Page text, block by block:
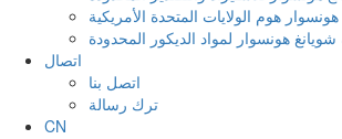
هوم الولايات المتحدة الأمريكية
هونسوار لمواد الديكور المحدودة
اتصال
اتصل بنا
ترك رسالة
CN